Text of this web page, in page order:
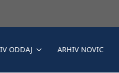
ODDAJ ARHIV NOVIC